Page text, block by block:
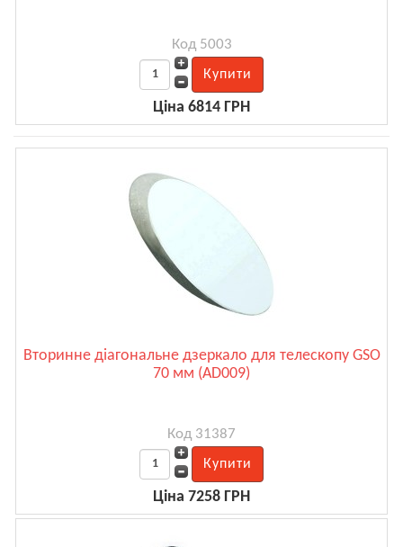
Код 5003
Ціна 6814 ГРН
Вторинне діагональне дзеркало для телескопу GSO
70 мм (AD009)
Код 31387
Ціна 7258 ГРН